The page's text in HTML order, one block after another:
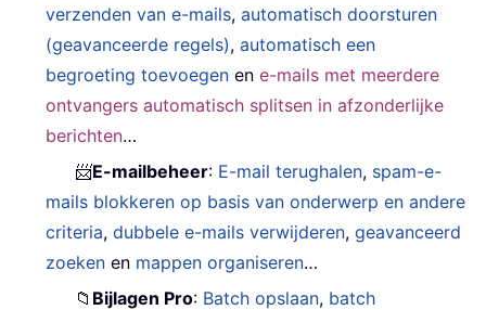
verzenden van e-mails,automatisch doorsturen
(geavanceerde regels),automatisch een
begroeting toevoegen ene-mails met meerdere
ontvangers automatisch splitsen in afzonderlijke
berichten…
📨E-mailbeheer: E-mail terughalen, spam-e-
mails blokkeren op basis van onderwerp en andere
criteria,dubbele e-mails verwijderen,geavanceerd
zoeken en mappen organiseren…
📁 Bijlagen Pro: Batch opslaan, batch